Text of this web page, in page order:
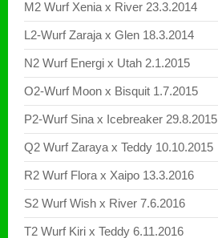
M2 Wurf Xenia x River 23.3.2014
L2-Wurf Zaraja x Glen 18.3.2014
N2 Wurf Energi x Utah 2.1.2015
O2-Wurf Moon x Bisquit 1.7.2015
P2-Wurf Sina x Icebreaker 29.8.2015
Q2 Wurf Zaraya x Teddy 10.10.2015
R2 Wurf Flora x Xaipo 13.3.2016
S2 Wurf Wish x River 7.6.2016
T2 Wurf Kiri x Teddy 6.11.2016